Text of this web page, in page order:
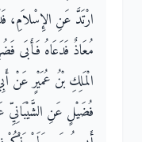
ارْتَدَّ عَنِ الإِسْلاَمِ،
مُعَاذٌ فَدَعَاهُ فَأَبَى
الْمَلِكِ بْنُ عُمَيْرٍ عَنْ
فُضَيْلٍ عَنِ